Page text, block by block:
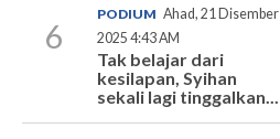
6
PODIUM Ahad, 21 Disember
2025 4:43 AM
Tak belajar dari
kesilapan, Syihan
sekali lagi tinggalkan...